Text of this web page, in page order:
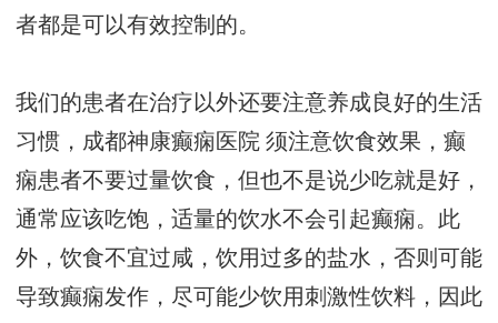
者都是可以有效控制的。
我们的患者在治疗以外还要注意养成良好的生活
习惯， 成都神康癫痫医院 须注意饮食效果，癫
痫患者不要过量饮食，但也不是说少吃就是好，
通常应该吃饱，适量的饮水不会引起癫痫。此
外，饮食不宜过咸，饮用过多的盐水，否则可能
导致癫痫发作，尽可能少饮用刺激性饮料，因此